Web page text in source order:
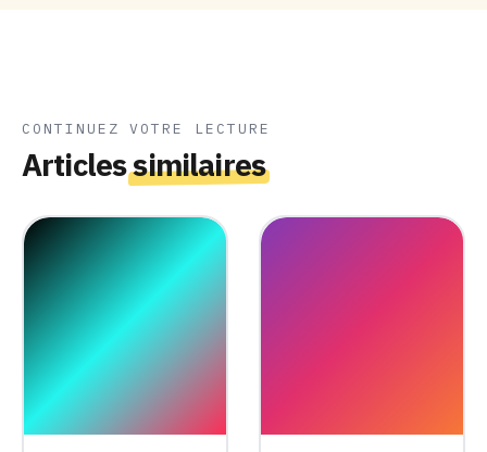
CONTINUEZ VOTRE LECTURE
Articlessimilaires